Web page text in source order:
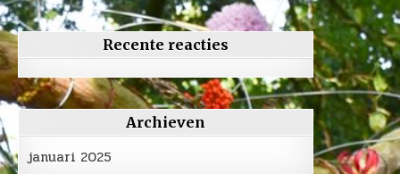
Recente reacties
Archieven
januari 2025